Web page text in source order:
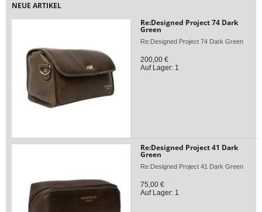
NEUE ARTIKEL
Re:Designed Project 74 Dark
Green
Re:Designed Project 74 Dark Green
200,00 €
Auf Lager: 1
Re:Designed Project 41 Dark
Green
Re:Designed Project 41 Dark Green
75,00 €
Auf Lager: 1